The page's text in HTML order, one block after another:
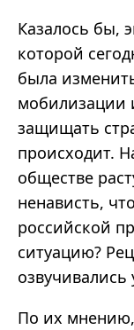
Казалось бы,
которой
была
мобилизации
защищать
происходит.
обществе
ненависть,
российской
ситуацию?
По их мнению,